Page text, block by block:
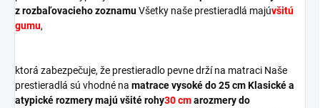
z rozbaľovacieho zoznamuVšetky naše prestieradlá majúvšitú
gumu,
ktorá zabezpečuje, že prestieradlo pevne drží na matraci Naše
prestieradlá sú vhodné na matrace vysoké do 25 cm Klasické a
atypické rozmery majú všité rohy30 cmarozmery do